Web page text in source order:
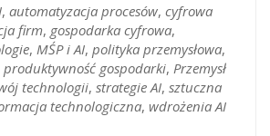
, automatyzacja procesów, cyfrowa
firm, gospodarka cyfrowa,
, MŚP i AI, polityka przemysłowa,
produktywność gospodarki, Przemysł
technologii, strategie AI, sztuczna
technologiczna, wdrożenia AI